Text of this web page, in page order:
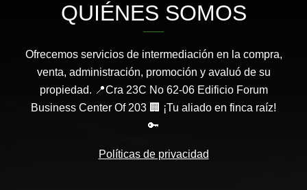
QUIÉNES SOMOS
Ofrecemos servicios de intermediación en la compra,
venta, administración, promoción y avaluó de su
propiedad. 📍Cra 23C No 62-06 Edificio Forum
Business Center Of 203 🏢 ¡Tu aliado en finca raíz!
🔑
Políticas de privacidad